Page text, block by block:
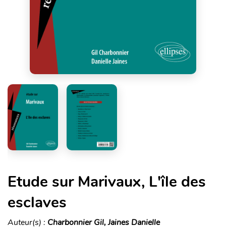
Etude sur Marivaux, L'île des
esclaves
Auteur(s) : Charbonnier Gil, Jaines Danielle